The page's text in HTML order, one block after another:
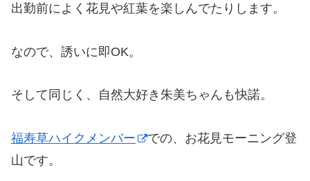
出勤前によく花見や紅葉を楽しんでたりします。
なので、誘いに即OK。
そして同じく、自然大好き朱美ちゃんも快諾。
福寿草ハイクメンバー
での、お花見モーニング登
山です。